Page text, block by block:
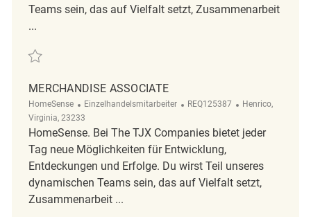
Teams sein, das auf Vielfalt setzt, Zusammenarbeit
...
Retten Merchandise Associate REQ138534
MERCHANDISE ASSOCIATE
HomeSense Kategorie
Einzelhandelsmitarbeiter ReqId
REQ125387 Ort
Henrico,
Virginia, 23233
HomeSense. Bei The TJX Companies bietet jeder
Tag neue Möglichkeiten für Entwicklung,
Entdeckungen und Erfolge. Du wirst Teil unseres
dynamischen Teams sein, das auf Vielfalt setzt,
Zusammenarbeit ...